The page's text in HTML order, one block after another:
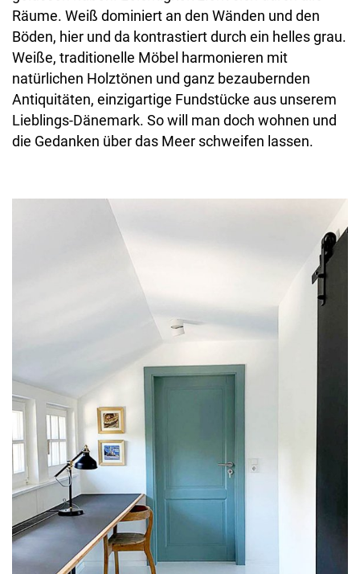
Räume. Weiß dominiert an den Wänden und den
Böden, hier und da kontrastiert durch ein helles grau.
Weiße, traditionelle Möbel harmonieren mit
natürlichen Holztönen und ganz bezaubernden
Antiquitäten, einzigartige Fundstücke aus unserem
Lieblings-Dänemark. So will man doch wohnen und
die Gedanken über das Meer schweifen lassen.